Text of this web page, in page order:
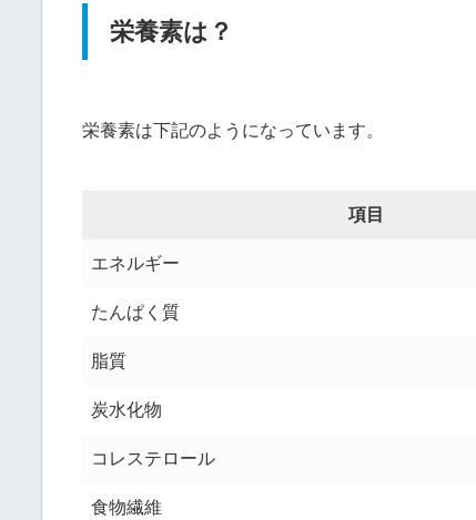
栄養素は？
栄養素は下記のようになっています。
項目
エネルギー
たんぱく質
脂質
炭水化物
コレステロール
食物繊維